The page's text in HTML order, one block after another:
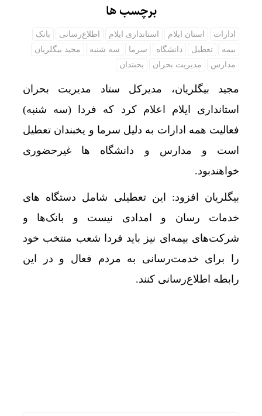
برچسب ها
ادارات استان ایلام استانداری ایلام اطلاع‌رسانی
بانک
بیمه
تعطیل دانشگاه سرما سه شنبه
مجید بیگلریان
مدارس
مدیریت بحران یخبندان
مجید بیگلریان، مدیرکل ستاد مدیریت بحران
استانداری ایلام اعلام کرد که فردا (سه شنبه)
فعالیت همه ادارات به دلیل سرما و یخبندان تعطیل
است و مدارس و دانشگاه ها غیرحضوری
خواهندبود.
بیگلریان افزود: این تعطیلی شامل دستگاه های
خدمات رسان و امدادی نیست و بانک‌ها و
شرکت‌های بیمه‌ای نیز باید فردا شعب منتخب خود
را برای خدمت‌رسانی به مردم فعال و در این
رابطه اطلاع‌رسانی کنند.